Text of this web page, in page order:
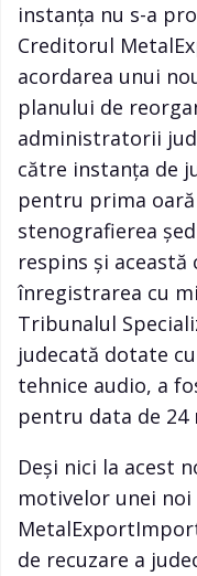
instanţa nu s-a
Creditorul
acordarea unui
planului de
administratorii
către instanţa de
pentru prima
stenografierea
respins şi această
înregistrarea cu
Tribunalul
judecată dotate
tehnice audio, a
pentru data de 24
Deși nici la acest
motivelor unei
de recuzare a